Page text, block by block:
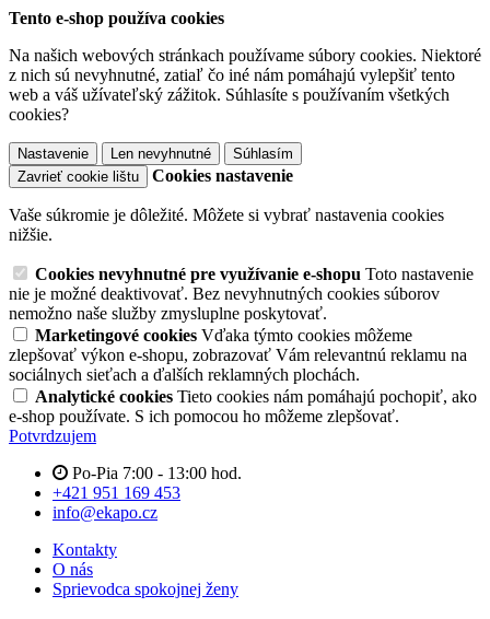
Tento e-shop používa cookies
Na našich webových stránkach používame súbory cookies. Niektoré
z nich sú nevyhnutné, zatiaľ čo iné nám pomáhajú vylepšiť tento
web a váš užívateľský zážitok. Súhlasíte s používaním všetkých
cookies?
Nastavenie Len nevyhnutné
Súhlasím
Zavrieť cookie lištu
Cookies nastavenie
Vaše súkromie je dôležité. Môžete si vybrať nastavenia cookies
nižšie.
Cookies nevyhnutné pre využívanie e-shopu Toto nastavenie
nie je možné deaktivovať. Bez nevyhnutných cookies súborov
nemožno naše služby zmysluplne poskytovať.
Marketingové cookies Vďaka týmto cookies môžeme
zlepšovať výkon e-shopu, zobrazovať Vám relevantnú reklamu na
sociálnych sieťach a ďalších reklamných plochách.
Analytické cookies Tieto cookies nám pomáhajú pochopiť, ako
e-shop používate. S ich pomocou ho môžeme zlepšovať.
Potvrdzujem
Po-Pia 7:00 - 13:00 hod.
+421 951 169 453
info@ekapo.cz
Kontakty
O nás
Sprievodca spokojnej ženy